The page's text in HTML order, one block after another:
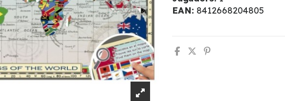
EAN: 8412668204805